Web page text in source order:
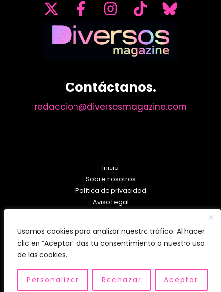
Usamos cookies para analizar nuestro tráfico. Al hacer
clic en “Aceptar” das tu consentimiento a nuestro uso
de las cookies.
Personalizar Rechazar Aceptar
Contáctanos.
redaccion@diversosmagazine.com
Inicio
Sobre nosotros
Política de privacidad
Aviso Legal
Copyright © 2026 diversosmagazine